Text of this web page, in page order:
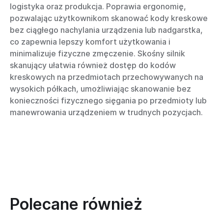
logistyka oraz produkcja. Poprawia ergonomię,
pozwalając użytkownikom skanować kody kreskowe
bez ciągłego nachylania urządzenia lub nadgarstka,
co zapewnia lepszy komfort użytkowania i
minimalizuje fizyczne zmęczenie. Skośny silnik
skanujący ułatwia również dostęp do kodów
kreskowych na przedmiotach przechowywanych na
wysokich półkach, umożliwiając skanowanie bez
konieczności fizycznego sięgania po przedmioty lub
manewrowania urządzeniem w trudnych pozycjach.
Polecane również